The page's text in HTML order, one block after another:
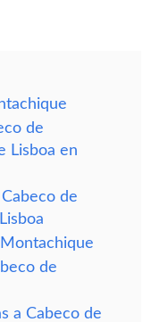
de
Lisboa en
de
de
a Cabeco de